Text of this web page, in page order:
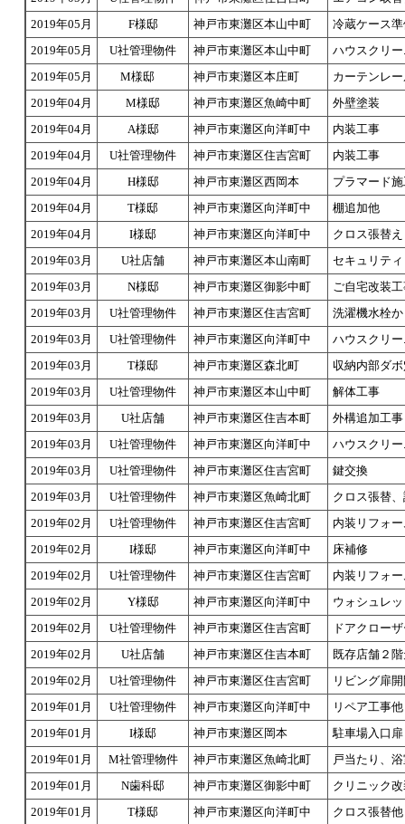
2019年05月
F様邸 神戸市東灘区本山中町
冷蔵ケース
2019年05月
U社管理物件 神戸市東灘区本山中町
ハウスクリ
2019年05月
M様邸 神戸市東灘区本庄町
カーテンレ
2019年04月
M様邸 神戸市東灘区魚崎中町
外壁塗装
2019年04月
A様邸 神戸市東灘区向洋町中
内装工事
2019年04月
U社管理物件 神戸市東灘区住吉宮町
内装工事
2019年04月
H様邸 神戸市東灘区西岡本
プラマード
2019年04月
T様邸 神戸市東灘区向洋町中
棚追加他
2019年04月
I様邸 神戸市東灘区向洋町中
クロス張替え
2019年03月
U社店舗 神戸市東灘区本山南町
セキュリテ
2019年03月
N様邸 神戸市東灘区御影中町
ご自宅改装
2019年03月
U社管理物件 神戸市東灘区住吉宮町
洗濯機水栓
2019年03月
U社管理物件 神戸市東灘区向洋町中
ハウスクリ
2019年03月
T様邸 神戸市東灘区森北町
収納内部ダ
2019年03月
U社管理物件 神戸市東灘区本山中町
解体工事
2019年03月
U社店舗 神戸市東灘区住吉本町
外構追加工事
2019年03月
U社管理物件 神戸市東灘区向洋町中
ハウスクリ
2019年03月
U社管理物件 神戸市東灘区住吉宮町
鍵交換
2019年03月
U社管理物件 神戸市東灘区魚崎北町
クロス張替
2019年02月
U社管理物件 神戸市東灘区住吉宮町
内装リフォ
2019年02月
I様邸 神戸市東灘区向洋町中
床補修
2019年02月
U社管理物件 神戸市東灘区住吉宮町
内装リフォ
2019年02月
Y様邸 神戸市東灘区向洋町中
ウォシュレ
2019年02月
U社管理物件 神戸市東灘区住吉宮町
ドアクロー
2019年02月
U社店舗 神戸市東灘区住吉本町
既存店舗２
2019年02月
U社管理物件 神戸市東灘区住吉宮町
リビング扉
2019年01月
U社管理物件 神戸市東灘区向洋町中
リペア工事他
2019年01月
I様邸 神戸市東灘区岡本
駐車場入口扉
2019年01月
M社管理物件 神戸市東灘区魚崎北町
戸当たり、
2019年01月
N歯科邸 神戸市東灘区御影中町
クリニック
2019年01月
T様邸 神戸市東灘区向洋町中
クロス張替他